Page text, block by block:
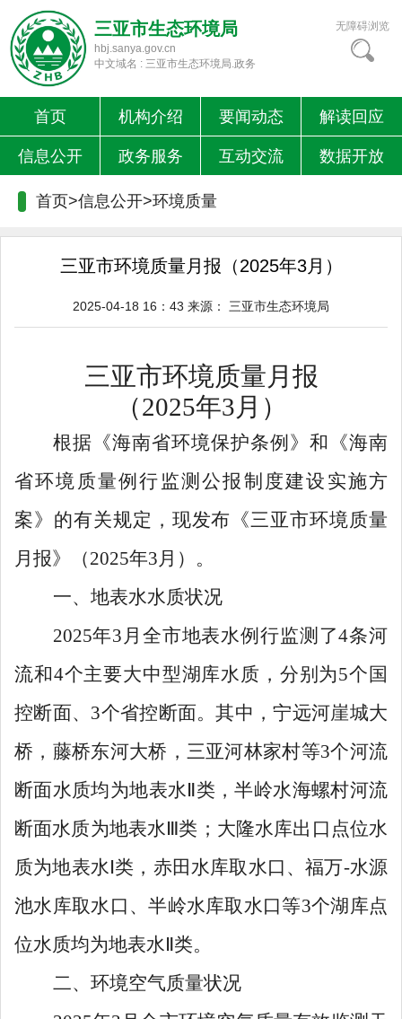
三亚市生态环境局
hbj.sanya.gov.cn
中文域名 : 三亚市生态环境局.政务
无障碍浏览
首页 机构介绍 要闻动态 解读回应
信息公开 政务服务 互动交流 数据开放
首页>信息公开>环境质量
三亚市环境质量月报（2025年3月）
2025-04-18 16：43 来源： 三亚市生态环境局
三亚市环境质量月报
（2025年3月）
根据《海南省环境保护条例》 和
《海南
省环境质量例行监测公报制度建设实施方
案》的有关规定，现发布《三亚市环境质量
月报》 （2025年3 月） 。
一、地表水水质状况
2025年3 月全市地表水例行监测了4条河
流和4个主要大中型湖库水质，分别为5个国
控断面、 3个省控断面。其中，宁远河崖城大
桥，藤桥东河大桥，三亚河林家村等3个河流
断面水质均为地表水Ⅱ类，半岭水海螺村河流
断面水质为地表水Ⅲ类；大隆水库出口点位水
质为地表水Ⅰ类，赤田水库取水口、福万-水源
池水库取水口、半岭水库取水口等3个湖库点
位水质均为地表水Ⅱ类。
二、环境空气质量状况